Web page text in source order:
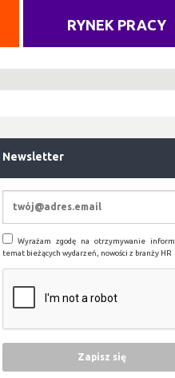
RYNEK PRACY
Newsletter
Wyrażam zgodę na otrzymywanie
temat bieżących wydarzeń, nowości z branży HR